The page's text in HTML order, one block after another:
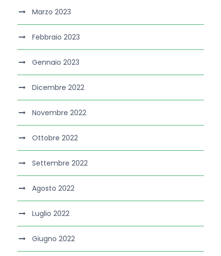
Marzo 2023
Febbraio 2023
Gennaio 2023
Dicembre 2022
Novembre 2022
Ottobre 2022
Settembre 2022
Agosto 2022
Luglio 2022
Giugno 2022